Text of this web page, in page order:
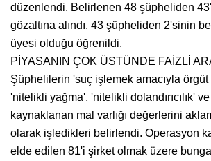
düzenlendi. Belirlenen 48 şüpheliden
gözaltına alındı. 43 şüpheliden 2'sinin
üyesi olduğu öğrenildi.
PİYASANIN ÇOK ÜSTÜNDE FAİZLİ
Şüphelilerin 'suç işlemek amacıyla
'nitelikli yağma', 'nitelikli dolandırıcılık'
kaynaklanan mal varlığı değerlerini
olarak işledikleri belirlendi. Operasyon
elde edilen 81'i şirket olmak üzere